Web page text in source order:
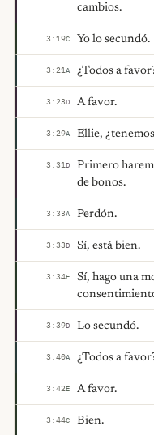
cambios.
3:19C Yo lo secundó.
3:21A ¿Todos a
3:23D A favor.
3:29A Ellie,
3:31D
Primero
de bonos.
3:33A Perdón.
3:33D Sí, está bien.
3:34E
Sí, hago una
3:39D Lo secundó.
3:40A ¿Todos a
3:42E A favor.
3:44C Bien.